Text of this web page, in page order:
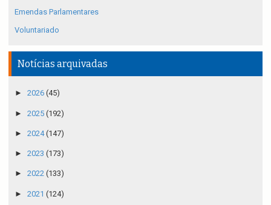
Emendas Parlamentares
Voluntariado
Notícias arquivadas
► 2026 (45)
► 2025 (192)
► 2024(147)
► 2023 (173)
► 2022 (133)
► 2021 (124)